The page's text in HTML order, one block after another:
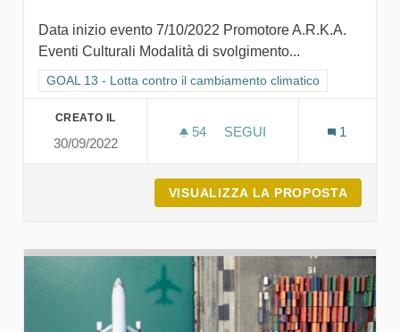
Data inizio evento 7/10/2022 Promotore A.R.K.A.
Eventi Culturali Modalità di svolgimento...
Filtra i risultati per categoria: GOAL 13 - Lotta contro il
GOAL 13 - Lotta contro il cambiamento climatico
CREATO IL
30/09/2022
54 54 SOSTENITORI
SEGUI
1
VISUALIZZA LA PROPOSTA